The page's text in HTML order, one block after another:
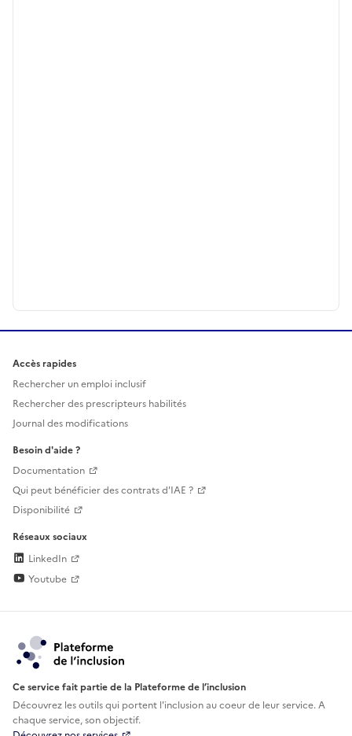
Accès rapides
Rechercher un emploi inclusif
Rechercher des prescripteurs habilités
Journal des modifications
Besoin d'aide ?
Documentation
Qui peut bénéficier des contrats d'IAE ?
Disponibilité
Réseaux sociaux
LinkedIn
Youtube
Ce service fait partie de la Plateforme de l’inclusion
Découvrez les outils qui portent l'inclusion aucoeur de leur service. A
chaque service, son objectif.